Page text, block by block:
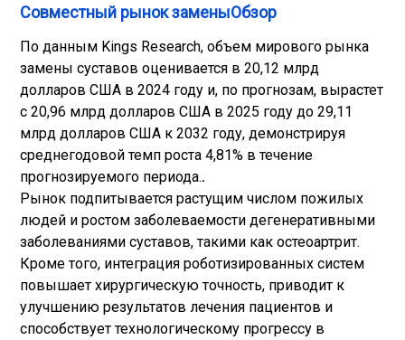
Совместный рынок заменыОбзор
По данным Kings Research, объем мирового рынка
замены суставов оценивается в 20,12 млрд
долларов США в 2024 году и, по прогнозам, вырастет
с 20,96 млрд долларов США в 2025 году до 29,11
млрд долларов США к 2032 году, демонстрируя
среднегодовой темп роста 4,81% в течение
прогнозируемого периода..
Рынок подпитывается растущим числом пожилых
людей и ростом заболеваемости дегенеративными
заболеваниями суставов, такими как остеоартрит.
Кроме того, интеграция роботизированных систем
повышает хирургическую точность, приводит к
улучшению результатов лечения пациентов и
способствует технологическому прогрессу в